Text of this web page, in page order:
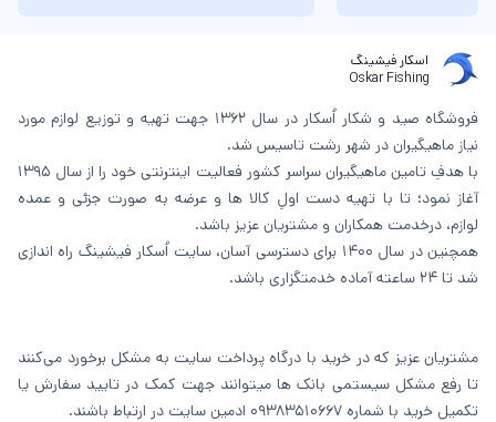
اسکار فیشینگ
Oskar Fishing
فروشگاه صید و شکار اُسکار در سال 1362 جهت تهیه و توزیع لوازم مورد
نیاز ماهیگیران در شهر رشت تاسیس شد.
با هدفِ تامین ماهیگیران سراسر کشور فعالیت اینترنتی خود را از سال 1395
آغاز نمود؛ تا با تهیه دست اولِ کالا ها و عرضه به صورت جزئی و عمده
لوازم، درخدمت همکاران و مشتریان عزیز باشد.
همچنین در سال 1400 برای دسترسی آسان، سایت اُسکار فیشینگ راه اندازی
شد تا 24 ساعته آماده خدمتگزاری باشد.
مشتریان عزیز که در خرید با درگاه پرداخت سایت به مشکل برخورد می‌کنند
تا رفع مشکل سیستمی بانک ها میتوانند جهت کمک در تایید سفارش یا
تکمیل خرید با شماره 09383510667 ادمین سایت در ارتباط باشند.